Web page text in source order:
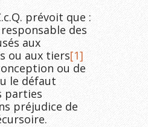
prévoit que :
des
aux
ou aux tiers[1]
ou de
le défaut
parties
préjudice de